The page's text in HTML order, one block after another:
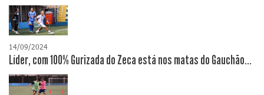
14/09/2024
Líder, com 100% Gurizada do Zeca está nos matas do Gauchão...